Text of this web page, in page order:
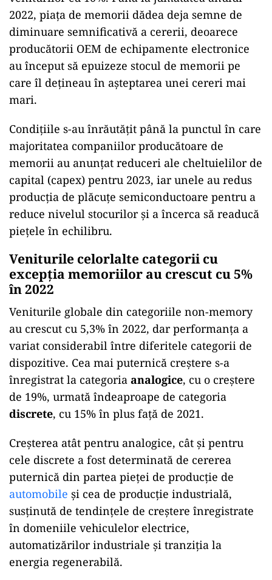
2022, piața de memorii dădea deja semne de
diminuare semnificativă a cererii, deoarece
producătorii OEM de echipamente electronice
au început să epuizeze stocul de memorii pe
care îl dețineau în așteptarea unei cereri mai
mari.
Condițiile s-au înrăutățit până la punctul în care
majoritatea companiilor producătoare de
memorii au anunțat reduceri ale cheltuielilor de
capital (capex) pentru 2023, iar unele au redus
producția de plăcuțe semiconductoare pentru a
reduce nivelul stocurilor și a încerca să readucă
piețele în echilibru.
Veniturile celorlalte categorii cu
excepția memoriilor au crescut cu 5%
în 2022
Veniturile globale din categoriile non-memory
au crescut cu 5,3% în 2022, dar performanța a
variat considerabil între diferitele categorii de
dispozitive. Cea mai puternică creștere s-a
înregistrat la categoria analogice, cu o creștere
de 19%, urmată îndeaproape de categoria
discrete, cu 15% în plus față de 2021.
Creșterea atât pentru analogice, cât și pentru
cele discrete a fost determinată de cererea
puternică din partea pieței de producție de
automobile și cea de producție industrială,
susținută de tendințele de creștere înregistrate
în domeniile vehiculelor electrice,
automatizărilor industriale și tranziția la
energia regenerabilă.